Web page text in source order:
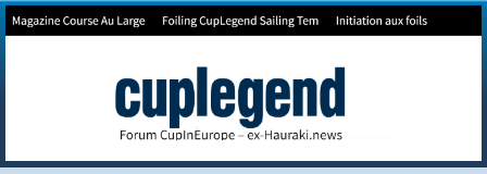
Forum de Cup In Europe